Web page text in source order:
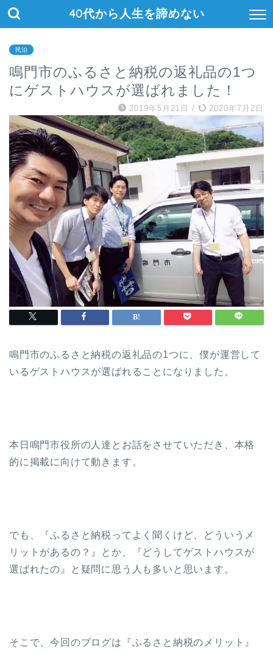
40代から人生を諦めない
民泊
鳴門市のふるさと納税の返礼品の1つ
にゲストハウスが選ばれました！
2019年5月21日 / 2020年7月2日
鳴門市のふるさと納税の返礼品の1つに、僕が運営して
いるゲストハウスが選ばれることになりました。
本日鳴門市役所の人達とお話をさせていただき、本格
的に掲載に向けて動きます。
でも、『ふるさと納税ってよく聞くけど、どういうメ
リットがあるの？』とか、『どうしてゲストハウスが
選ばれたの』と疑問に思う人も多いと思います。
そこで、今回のブログは『ふるさと納税のメリット』